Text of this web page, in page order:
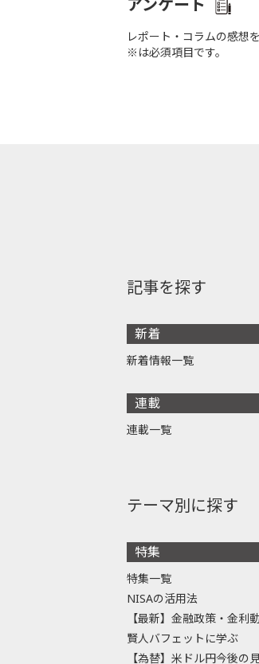
レポート・コラムの感想
※は必須項目です。
記事を探す
新着
新着情報一覧
連載
連載一覧
テーマ別に探す
特集
特集一覧
NISAの活用法
【最新】金融政策・金利
賢人バフェットに学ぶ
【為替】米ドル円今後の